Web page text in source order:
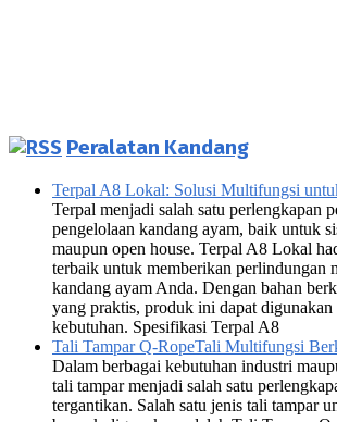
Peralatan Kandang
Terpal A8 Lokal: Solusi Multifungsi
Terpal menjadi salah satu perlengkapan
pengelolaan kandang ayam, baik untuk
maupun open house. Terpal A8 Lokal
terbaik untuk memberikan perlindungan
kandang ayam Anda. Dengan bahan
yang praktis, produk ini dapat digunakan
kebutuhan. Spesifikasi Terpal A8
Tali Tampar Q-RopeTali Multifungsi
Dalam berbagai kebutuhan industri
tali tampar menjadi salah satu
tergantikan. Salah satu jenis tali tampar